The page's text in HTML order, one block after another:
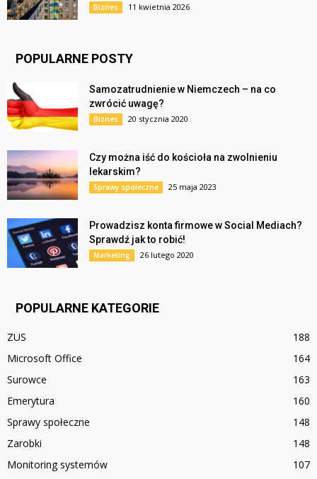
Biznes 11 kwietnia 2026
POPULARNE POSTY
Samozatrudnienie w Niemczech – na co
zwrócić uwagę?
Biznes 20 stycznia 2020
Czy można iść do kościoła na zwolnieniu
lekarskim?
Sprawy społeczne 25 maja 2023
Prowadzisz konta firmowe w Social Mediach?
Sprawdź jak to robić!
Marketing 26 lutego 2020
POPULARNE KATEGORIE
ZUS
188
Microsoft Office
164
Surowce
163
Emerytura
160
Sprawy społeczne
148
Zarobki
148
Monitoring systemów
107